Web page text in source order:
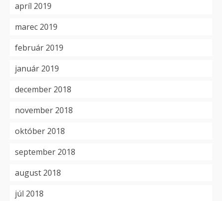
apríl 2019
marec 2019
február 2019
január 2019
december 2018
november 2018
október 2018
september 2018
august 2018
júl 2018